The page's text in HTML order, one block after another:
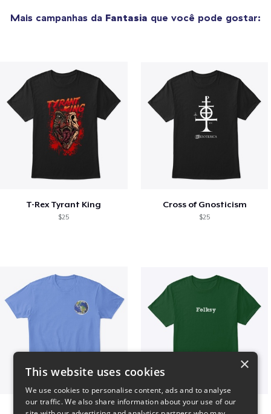
Mais campanhas da Fantasia que você pode gostar:
T-Rex Tyrant King
$25
Cross of Gnosticism
$25
WORLD t-shirt Folksy Tee
×
This website uses cookies
We use cookies to personalise content, ads and to analyse
our traffic. We also share information about your use of our